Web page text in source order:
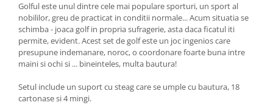
Golful este unul dintre cele mai populare sporturi, un sport al
nobililor, greu de practicat in conditii normale... Acum situatia se
schimba - joaca golf in propria sufragerie, asta daca ficatul iti
permite, evident. Acest set de golf este un joc ingenios care
presupune indemanare, noroc, o coordonare foarte buna intre
maini si ochi si ... bineinteles, multa bautura!
Setul include un suport cu steag care se umple cu bautura, 18
cartonase si 4 mingi.